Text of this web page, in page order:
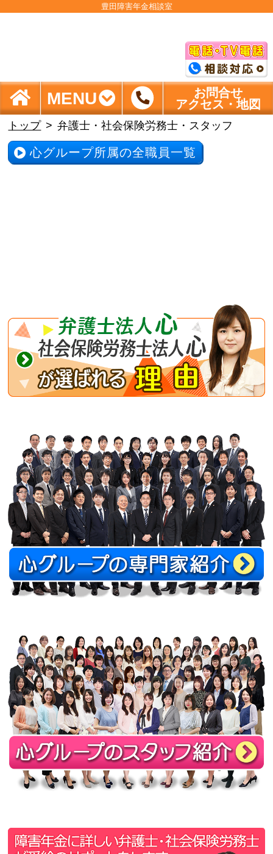
豊田障害年金相談室
MENU
お問合せ
アクセス・地図
トップ 弁護士・社会保険労務士・スタッフ
心グループ所属の全職員一覧